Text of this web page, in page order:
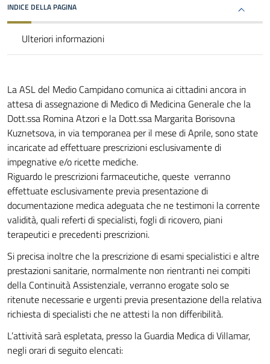
INDICE DELLA PAGINA
Ulteriori informazioni
La ASL del Medio Campidano comunica ai cittadini ancora in
attesa di assegnazione di Medico di Medicina Generale che la
Dott.ssa Romina Atzori e la Dott.ssa Margarita Borisovna
Kuznetsova, in via temporanea per il mese di Aprile, sono state
incaricate ad effettuare prescrizioni esclusivamente di
impegnative e/o ricette mediche.
Riguardo le prescrizioni farmaceutiche, queste verranno
effettuate esclusivamente previa presentazione di
documentazione medica adeguata che ne testimoni la corrente
validità, quali referti di specialisti, fogli di ricovero, piani
terapeutici e precedenti prescrizioni.
Si precisa inoltre che la prescrizione di esami specialistici e altre
prestazioni sanitarie, normalmente non rientranti nei compiti
della Continuità Assistenziale, verranno erogate solo se
ritenute necessarie e urgenti previa presentazione della relativa
richiesta di specialisti che ne attesti la non differibilità.
L’attività sarà espletata, presso la Guardia Medica di Villamar,
negli orari di seguito elencati: